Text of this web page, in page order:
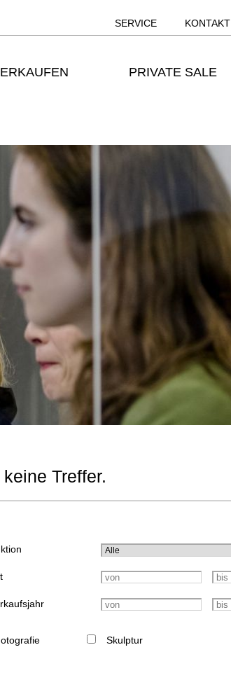
SERVICE KONTAKT
PRIVATE SALE
Treffer.
Skulptur